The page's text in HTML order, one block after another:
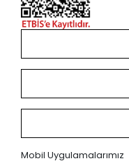
Mobil Uygulamalarımız